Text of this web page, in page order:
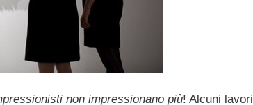
non impressionano più! Alcuni lavori